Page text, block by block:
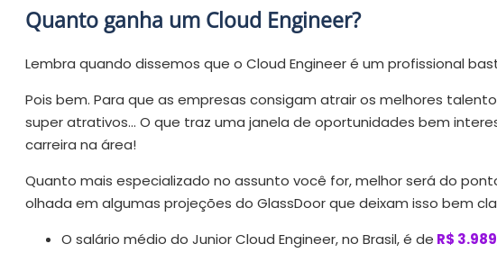
Quanto ganha um Cloud Engineer?
Lembra quando dissemos que o Cloud Engineer é um profissional
Pois bem. Para que as empresas consigam atrair os melhores
super atrativos… O que traz uma janela de oportunidades bem
carreira na área!
Quanto mais especializado no assunto você for, melhor será do
olhada em algumas projeções do GlassDoor que deixam isso bem
O salário médio do Junior Cloud Engineer, no Brasil, é de R$ 3.989